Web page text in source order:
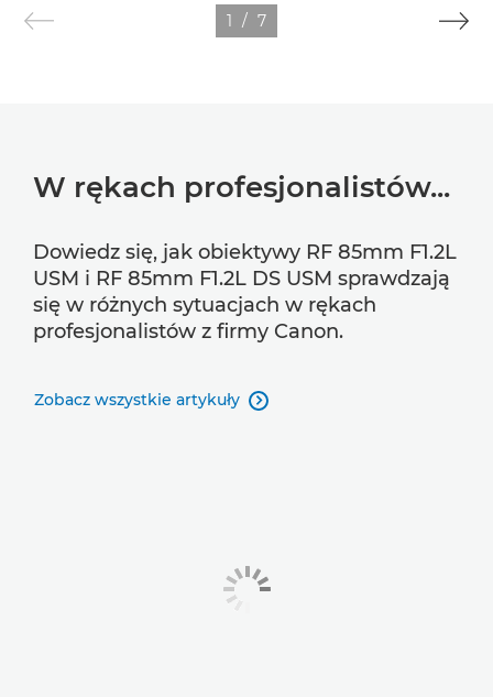
1 / 7
W rękach profesjonalistów...
Dowiedz się, jak obiektywy RF 85mm F1.2L
USM i RF 85mm F1.2L DS USM sprawdzają
się w różnych sytuacjach w rękach
profesjonalistów z firmy Canon.
Zobacz wszystkie artykuły 